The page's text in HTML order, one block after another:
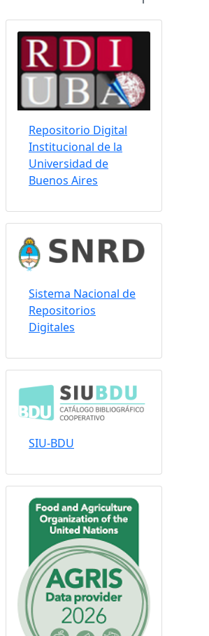
Repositorio Digital
Institucional de la
Universidad de
Buenos Aires
Sistema Nacional de
Repositorios
Digitales
SIU-BDU